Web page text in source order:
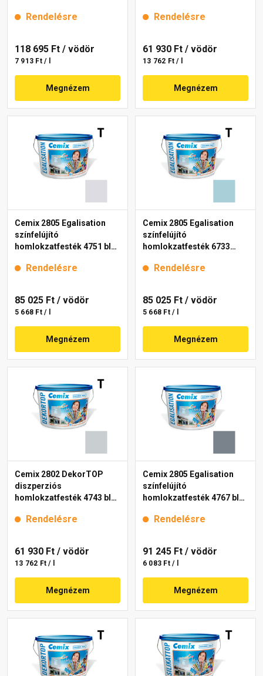
Rendelésre
118 695 Ft / vödör
7 913 Ft / l
Megnézem
Rendelésre
61 930 Ft / vödör
13 762 Ft / l
Megnézem
Cemix 2805 Egalisation
színfelújító
homlokzatfesték 4751 blue
Rendelésre
85 025 Ft / vödör
5 668 Ft / l
Megnézem
Cemix 2805 Egalisation
színfelújító
homlokzatfesték 6733
Rendelésre
85 025 Ft / vödör
5 668 Ft / l
Megnézem
Cemix 2802 DekorTOP
diszperziós
homlokzatfesték 4743 blue
Rendelésre
61 930 Ft / vödör
13 762 Ft / l
Megnézem
Cemix 2805 Egalisation
színfelújító
homlokzatfesték 4767 blue
Rendelésre
91 245 Ft / vödör
6 083 Ft / l
Megnézem